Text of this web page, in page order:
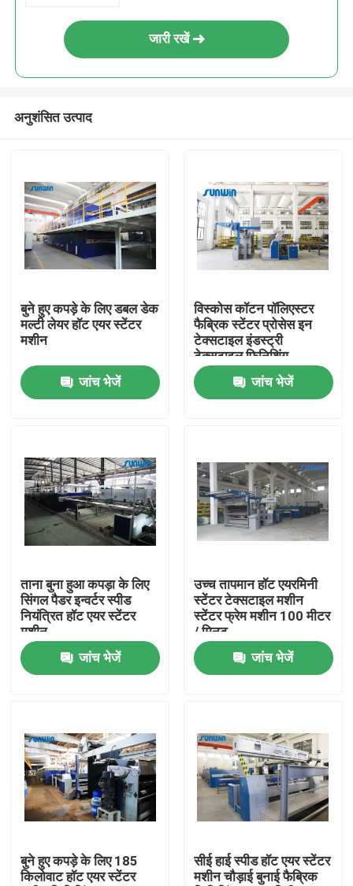
हमारे बारे में
संपर्क
उत्पाद
टेक्सटाइल स्टेंटर मशीन
गर्म हवा स्टेंटर मशीन
कपड़ा सुखाने की मशीन
टेक्सटाइल फिनिशिंग मशीन
जारी रखें
अनुशंसित उत्पाद
बुने हुए कपड़े के लिए डबल डेक
मल्टी लेयर हॉट एयर स्टेंटर
मशीन
जांच भेजें
विस्कोस कॉटन पॉलिएस्टर
फैब्रिक स्टेंटर प्रोसेस इन
टेक्सटाइल इंडस्ट्री
टेक्सटाइल फिनिशिंग
इक्विपमेंट
जांच भेजें
ताना बुना हुआ कपड़ा के लिए
सिंगल पैडर इन्वर्टर स्पीड
नियंत्रित हॉट एयर स्टेंटर
मशीन
जांच भेजें
उच्च तापमान हॉट एयरमिनी
स्टेंटर टेक्सटाइल मशीन
स्टेंटर फ्रेम मशीन 100 मीटर
/ मिनट
जांच भेजें
बुने हुए कपड़े के लिए 185
किलोवाट हॉट एयर स्टेंटर
सीई हाई स्पीड हॉट एयर स्टेंटर
मशीन चौड़ाई बुनाई फैब्रिक